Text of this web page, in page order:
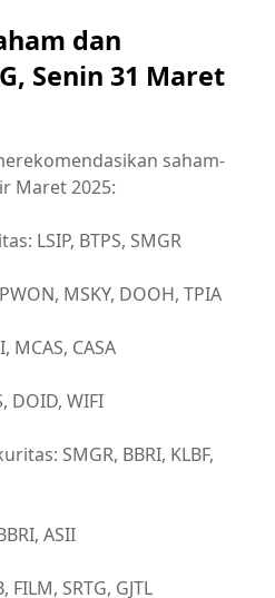
dan
Senin 31 Maret
saham-
Maret 2025:
LSIP, BTPS, SMGR
MSKY, DOOH, TPIA
CASA
DOID, WIFI
SMGR, BBRI, KLBF,
ASII
SRTG, GJTL